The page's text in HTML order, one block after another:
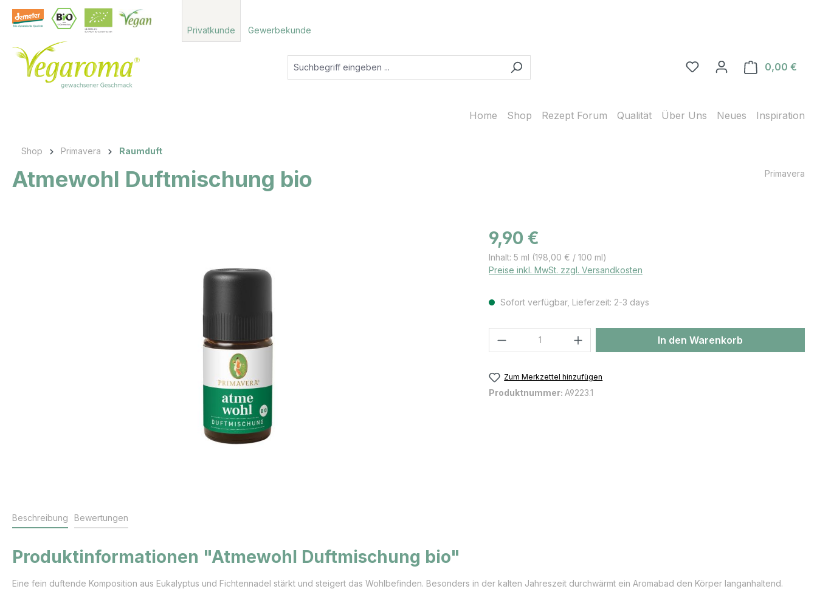
Hauptinhalt springen
Zur Suche springen
Zur Hauptnavigation springen
Privatkunde
Gewerbekunde
0,00 €
Home Shop Rezept Forum Qualität Über Uns Neues Inspiration
Shop Primavera Raumduft
Atmewohl Duftmischung bio Primavera
Regulärer Preis:
9,90 €
Inhalt: 5 ml (198,00 € / 100 ml)
Preise inkl. MwSt. zzgl. Versandkosten
Sofort verfügbar, Lieferzeit: 2-3 days
Produkt Anzahl: Gib den gewünschten Wert
In den Warenkorb
Zum Merkzettel hinzufügen
Produktnummer: A9223.1
Beschreibung Bewertungen
Produktinformationen "Atmewohl Duftmischung bio"
Eine fein duftende Komposition aus Eukalyptus und Fichtennadel stärkt und steigert das Wohlbefinden. Besonders in der kalten Jahreszeit durchwärmt ein Aromabad den Körper langanhaltend.